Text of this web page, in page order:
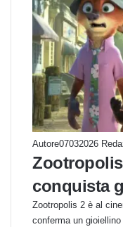
Autore07032026
conquista
Zootropolis 2 è al
conferma un